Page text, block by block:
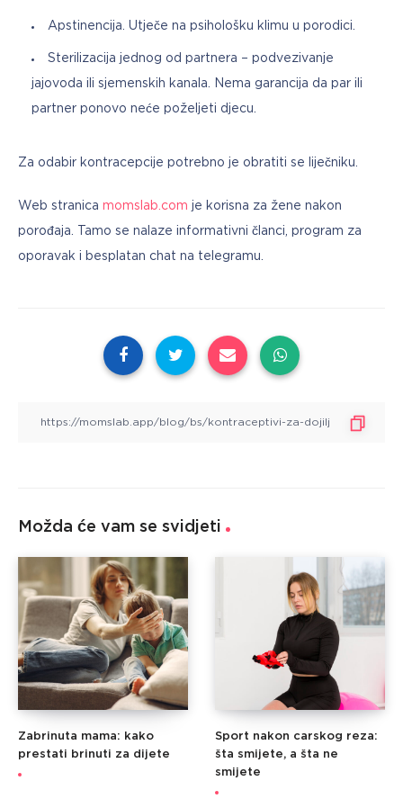
Apstinencija. Utječe na psihološku klimu u porodici.
Sterilizacija jednog od partnera – podvezivanje
jajovoda ili sjemenskih kanala. Nema garancija da par ili
partner ponovo neće poželjeti djecu.
Za odabir kontracepcije potrebno je obratiti se liječniku.
Web stranica momslab.com je korisna za žene nakon
porođaja. Tamo se nalaze informativni članci, program za
oporavak i besplatan chat na telegramu.
Možda će vam se svidjeti
Zabrinuta mama: kako
prestati brinuti za dijete
Sport nakon carskog reza:
šta smijete, a šta ne
smijete